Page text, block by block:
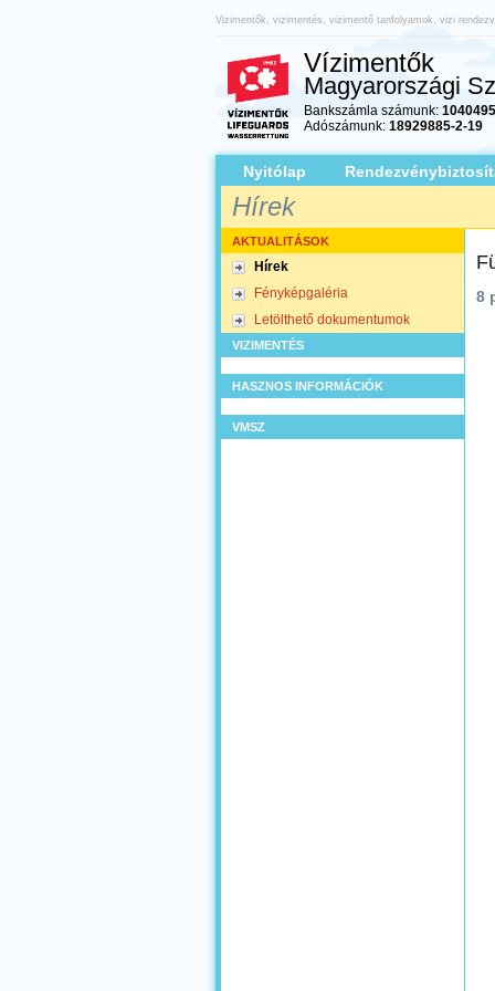
Vizimentők, vizimentés, vizimentő tanfolyamok, vizi
Vízimentők
Magyarországi
Bankszámla számunk:
Adószámunk: 18929885-2-19
Nyitólap
Hírek
AKTUALITÁSOK
Hírek
Fényképgaléria
Letölthető dokumentumok
VIZIMENTÉS
HASZNOS INFORMÁCIÓK
VMSZ
8